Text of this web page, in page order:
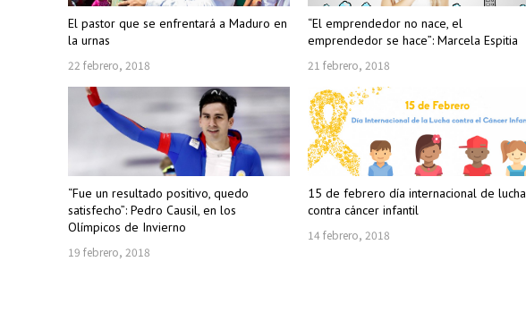
El pastor que se enfrentará a Maduro en
la urnas
22 febrero, 2018
“El emprendedor no nace, el
emprendedor se hace”: Marcela Espitia
21 febrero, 2018
“Fue un resultado positivo, quedo
satisfecho”: Pedro Causil, en los
Olímpicos de Invierno
19 febrero, 2018
15 de febrero día internacional de lucha
contra cáncer infantil
14 febrero, 2018